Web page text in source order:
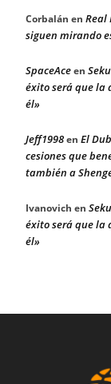
Corbalán en Real
siguen mirando
SpaceAceen
éxito será que la
él»
Jeff1998en El
cesiones que
también a
Ivanovich en
éxito será que la
él»